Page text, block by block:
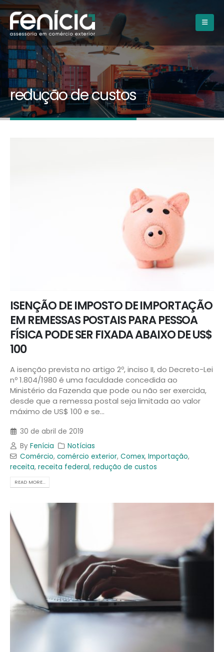
redução de custos
ISENÇÃO DE IMPOSTO DE IMPORTAÇÃO
EM REMESSAS POSTAIS PARA PESSOA
FÍSICA PODE SER FIXADA ABAIXO DE US$
100
A isenção prevista no artigo 2º, inciso II, do Decreto-Lei
nº 1.804/1980 é uma faculdade concedida ao
Ministério da Fazenda que pode ou não ser exercida,
desde que a remessa postal seja limitada ao valor
máximo de US$ 100 e se...
30 de abril de 2019
By Fenícia
Notícias
Comércio, comércio exterior, Comex, Importação,
receita, receita federal, redução de custos
READ MORE...